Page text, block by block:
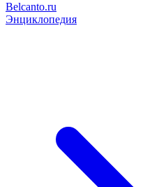
Belcanto.ru
Энциклопедия